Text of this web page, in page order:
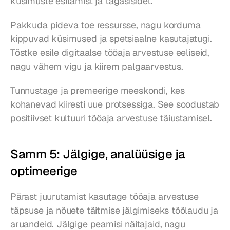
Pakkuda pideva toe ressursse, nagu korduma
kippuvad küsimused ja spetsiaalne kasutajatugi.
Tõstke esile digitaalse tööaja arvestuse eeliseid,
nagu vähem vigu ja kiirem palgaarvestus.
Tunnustage ja premeerige meeskondi, kes
kohanevad kiiresti uue protsessiga. See soodustab
positiivset kultuuri tööaja arvestuse täiustamisel.
Samm 5: Jälgige, analüüsige ja
optimeerige
Pärast juurutamist kasutage tööaja arvestuse
täpsuse ja nõuete täitmise jälgimiseks töölaudu ja
aruandeid. Jälgige peamisi näitajaid, nagu